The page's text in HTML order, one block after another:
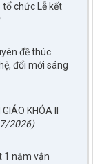
tổ chức Lễ kết
đề thúc
đổi mới sáng
KHÓA II
2026)
1 năm vận